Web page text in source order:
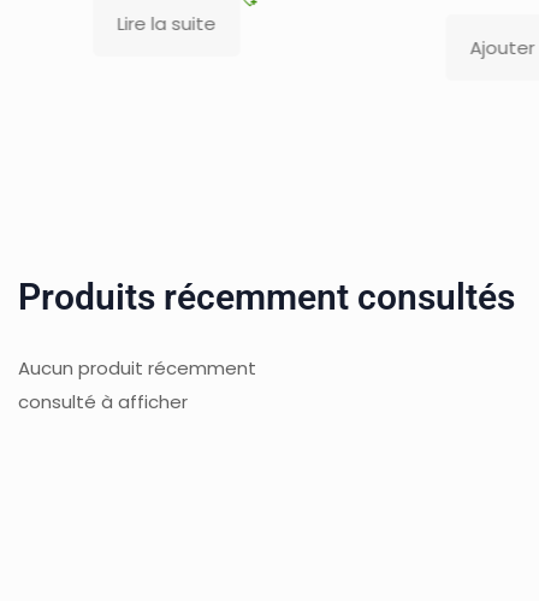
Produits récemment consultés
Aucun produit récemment
consulté à afficher